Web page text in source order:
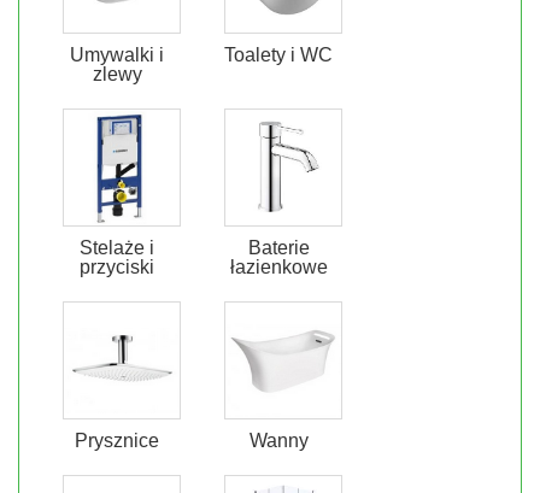
Umywalki i
zlewy
Toalety i WC
Stelaże i
przyciski
Baterie
łazienkowe
Prysznice Wanny